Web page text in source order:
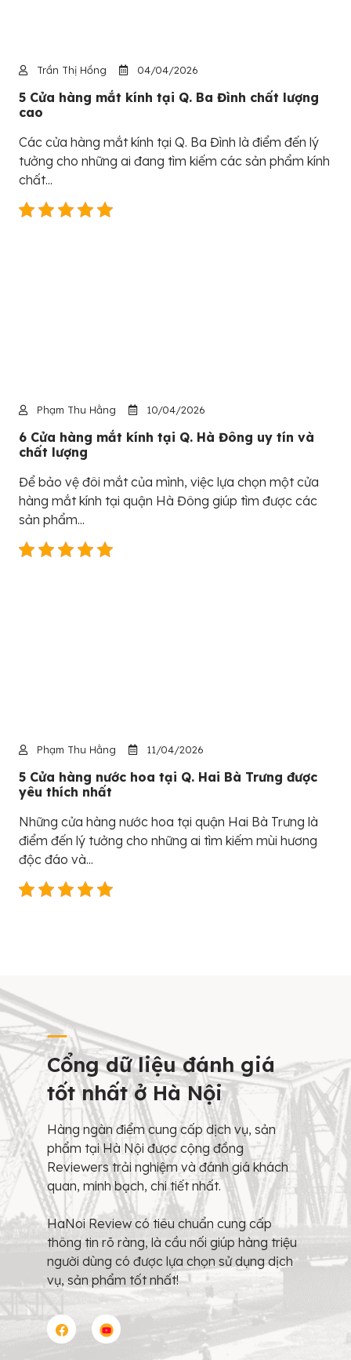
Trần Thị Hồng 04/04/2026
5 Cửa hàng mắt kính tại Q. Ba Đình chất lượng
cao
Các cửa hàng mắt kính tại Q. Ba Đình là điểm đến lý
tưởng cho những ai đang tìm kiếm các sản phẩm kính
chất...
Phạm Thu Hằng 10/04/2026
6 Cửa hàng mắt kính tại Q. Hà Đông uy tín và
chất lượng
Để bảo vệ đôi mắt của mình, việc lựa chọn một cửa
hàng mắt kính tại quận Hà Đông giúp tìm được các
sản phẩm...
Phạm Thu Hằng 11/04/2026
5 Cửa hàng nước hoa tại Q. Hai Bà Trưng được
yêu thích nhất
Những cửa hàng nước hoa tại quận Hai Bà Trưng là
điểm đến lý tưởng cho những ai tìm kiếm mùi hương
độc đáo và...
Cổng dữ liệu đánh giá
tốt nhất ở Hà Nội
Hàng ngàn điểm cung cấp dịch vụ, sản
phẩm tại Hà Nội được cộng đồng
Reviewers trải nghiệm và đánh giá khách
quan, minh bạch, chi tiết nhất.
HaNoi Review có tiêu chuẩn cung cấp
thông tin rõ ràng, là cầu nối giúp hàng triệu
người dùng có được lựa chọn sử dụng dịch
vụ, sản phẩm tốt nhất!